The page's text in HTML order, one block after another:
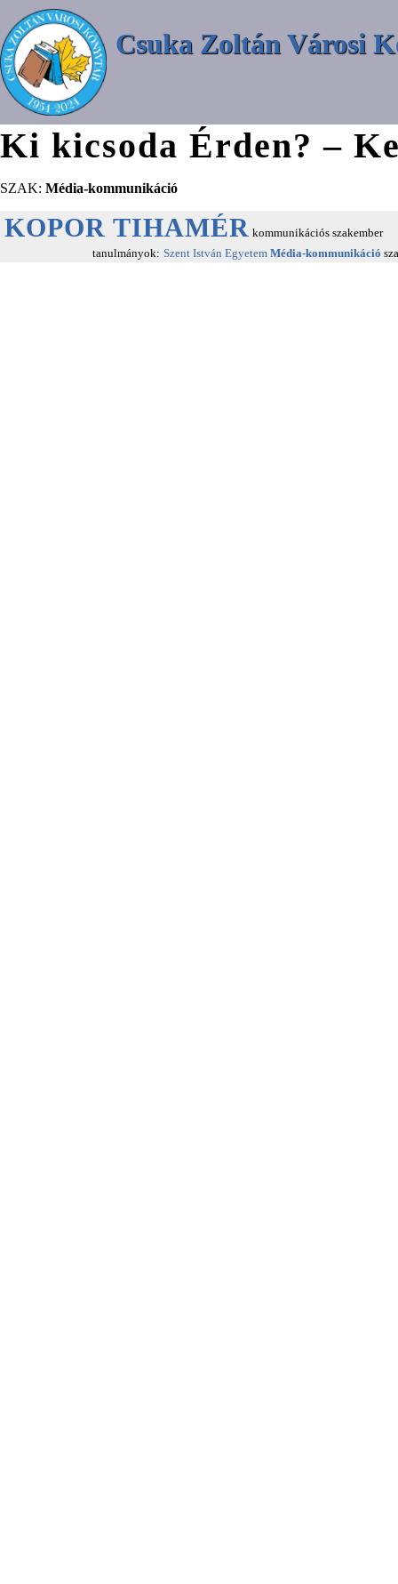
Csuka Zoltán Városi
Ki kicsoda Érden? –
SZAK: Média-kommunikáció
KOPOR TIHAMÉR kommunikációs szakember
tanulmányok: Szent István Egyetem Média-kommunikáció